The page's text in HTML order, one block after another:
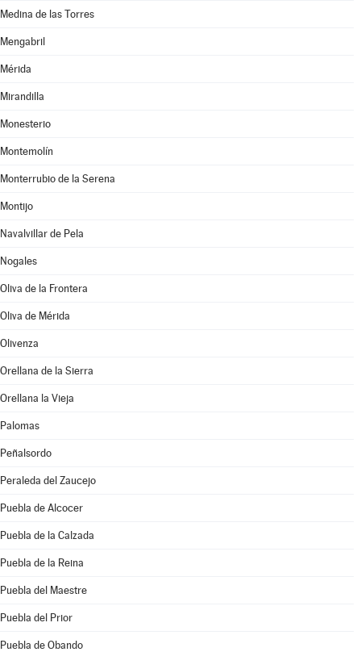
Medina de las Torres
Mengabril
Mérida
Mirandilla
Monesterio
Montemolín
Monterrubio de la Serena
Montijo
Navalvillar de Pela
Nogales
Oliva de la Frontera
Oliva de Mérida
Olivenza
Orellana de la Sierra
Orellana la Vieja
Palomas
Peñalsordo
Peraleda del Zaucejo
Puebla de Alcocer
Puebla de la Calzada
Puebla de la Reina
Puebla del Maestre
Puebla del Prior
Puebla de Obando